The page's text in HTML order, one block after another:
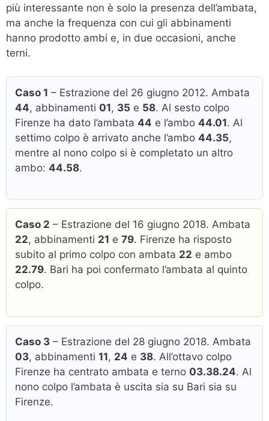
più interessante non è solo la presenza dell’ambata,
ma anche la frequenza con cui gli abbinamenti
hanno prodotto ambi e, in due occasioni, anche
terni.
Caso 1 – Estrazione del 26 giugno 2012. Ambata
44, abbinamenti 01, 35 e 58. Al sesto colpo
Firenze ha dato l’ambata 44 e l’ambo 44.01. Al
settimo colpo è arrivato anche l’ambo 44.35,
mentre al nono colpo si è completato un altro
ambo: 44.58.
Caso 2 – Estrazione del 16 giugno 2018. Ambata
22, abbinamenti 21 e 79. Firenze ha risposto
subito al primo colpo con ambata 22 e ambo
22.79. Bari ha poi confermato l’ambata al quinto
colpo.
Caso 3 – Estrazione del 28 giugno 2018. Ambata
03, abbinamenti 11, 24 e 38. All’ottavo colpo
Firenze ha centrato ambata e terno 03.38.24. Al
nono colpo l’ambata è uscita sia su Bari sia su
Firenze.